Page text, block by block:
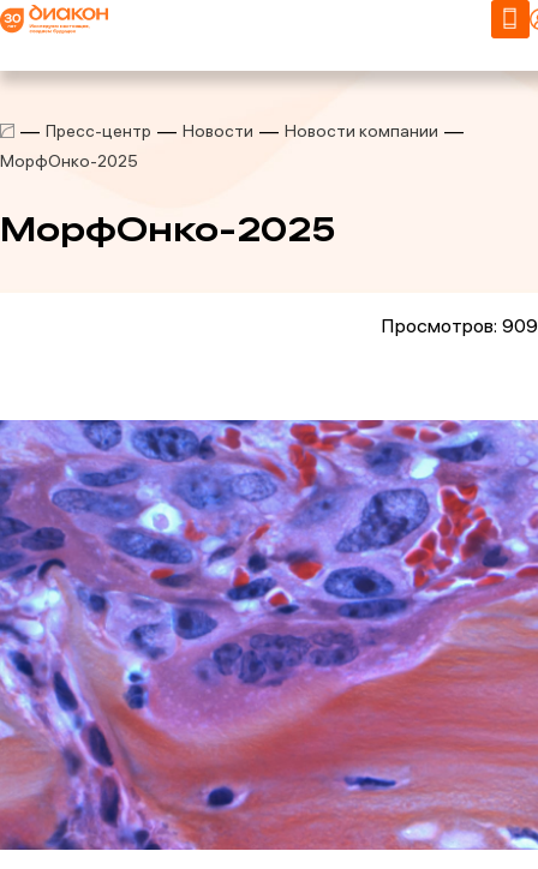
Пресс-центр Новости
Новости компании
МорфОнко-2025
МорфОнко-2025
Просмотров: 909